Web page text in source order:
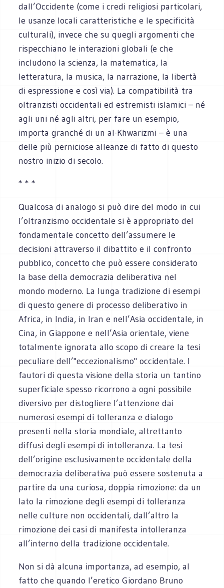
dall’Occidente (come i credi religiosi particolari,
le usanze locali caratteristiche e le specificità
culturali), invece che su quegli argomenti che
rispecchiano le interazioni globali (e che
includono la scienza, la matematica, la
letteratura, la musica, la narrazione, la libertà
di espressione e così via). La compatibilità tra
oltranzisti occidentali ed estremisti islamici – né
agli uni né agli altri, per fare un esempio,
importa granché di un al-Khwarizmi – è una
delle più perniciose alleanze di fatto di questo
nostro inizio di secolo.
* * *
Qualcosa di analogo si può dire del modo in cui
l’oltranzismo occidentale si è appropriato del
fondamentale concetto dell’assumere le
decisioni attraverso il dibattito e il confronto
pubblico, concetto che può essere considerato
la base della democrazia deliberativa nel
mondo moderno. La lunga tradizione di esempi
di questo genere di processo deliberativo in
Africa, in India, in Iran e nell’Asia occidentale, in
Cina, in Giappone e nell’Asia orientale, viene
totalmente ignorata allo scopo di creare la tesi
peculiare dell’"eccezionalismo" occidentale. I
fautori di questa visione della storia un tantino
superficiale spesso ricorrono a ogni possibile
diversivo per distogliere l’attenzione dai
numerosi esempi di tolleranza e dialogo
presenti nella storia mondiale, altrettanto
diffusi degli esempi di intolleranza. La tesi
dell’origine esclusivamente occidentale della
democrazia deliberativa può essere sostenuta a
partire da una curiosa, doppia rimozione: da un
lato la rimozione degli esempi di tolleranza
nelle culture non occidentali, dall’altro la
rimozione dei casi di manifesta intolleranza
all’interno della tradizione occidentale.
Non si dà alcuna importanza, ad esempio, al
fatto che quando l’eretico Giordano Bruno